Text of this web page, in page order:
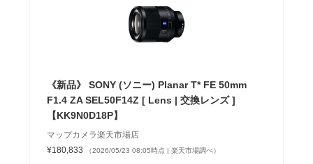
《新品》 SONY (ソニー) Planar T* FE 50mm
F1.4 ZA SEL50F14Z [ Lens | 交換レンズ ]
【KK9N0D18P】
マップカメラ楽天市場店
¥180,833
（2026/05/23 08:05時点 | 楽天市場調べ）